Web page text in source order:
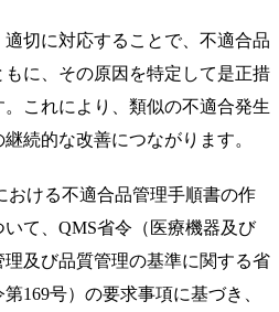
切に対応することで、不適合品
に、その原因を特定して是正措
これにより、類似の不適合発生
続的な改善につながります。
おける不適合品管理手順書の作
て、QMS省令（医療機器及び
及び品質管理の基準に関する省
169号）の要求事項に基づき、